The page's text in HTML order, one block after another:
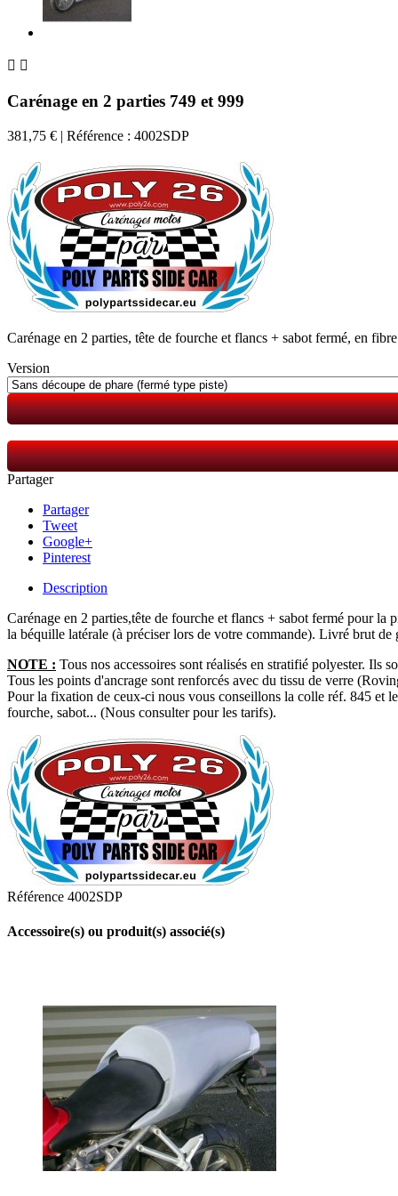
 
Carénage en 2 parties 749 et 999
381,75 € | Référence : 4002SDP
Carénage en 2 parties, tête de fourche et flancs + sabot fermé, en
Version
Partager
Partager
Tweet
Google+
Pinterest
Description
Carénage en 2 parties,tête de fourche et flancs + sabot fermé pour la
la béquille latérale (à préciser lors de votre commande). Livré brut
NOTE : Tous nos accessoires sont réalisés en stratifié polyester. Ils
Tous les points d'ancrage sont renforcés avec du tissu de verre
Pour la fixation de ceux-ci nous vous conseillons la colle réf. 845 et
fourche, sabot... (Nous consulter pour les tarifs).
Référence 4002SDP
Accessoire(s) ou produit(s) associé(s)